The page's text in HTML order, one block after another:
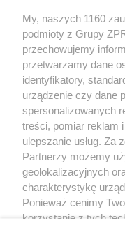
rozpowszechniany lub
(w tym także
eksploatacji w
Internecie bez pisemnej
lub wykorzystanie
prawa, tzn. bez właściwej
może być ścigane prawnie.
My, naszych 1160
podmioty z Grupy
przechowujemy
przetwarzamy dane
identyfikatory,
urządzenie czy dane
spersonalizowanych
treści, pomiar reklam
ulepszanie usług. Za
Partnerzy możemy
geolokalizacyjnych
charakterystykę
Ponieważ cenimy
korzystanie z tych